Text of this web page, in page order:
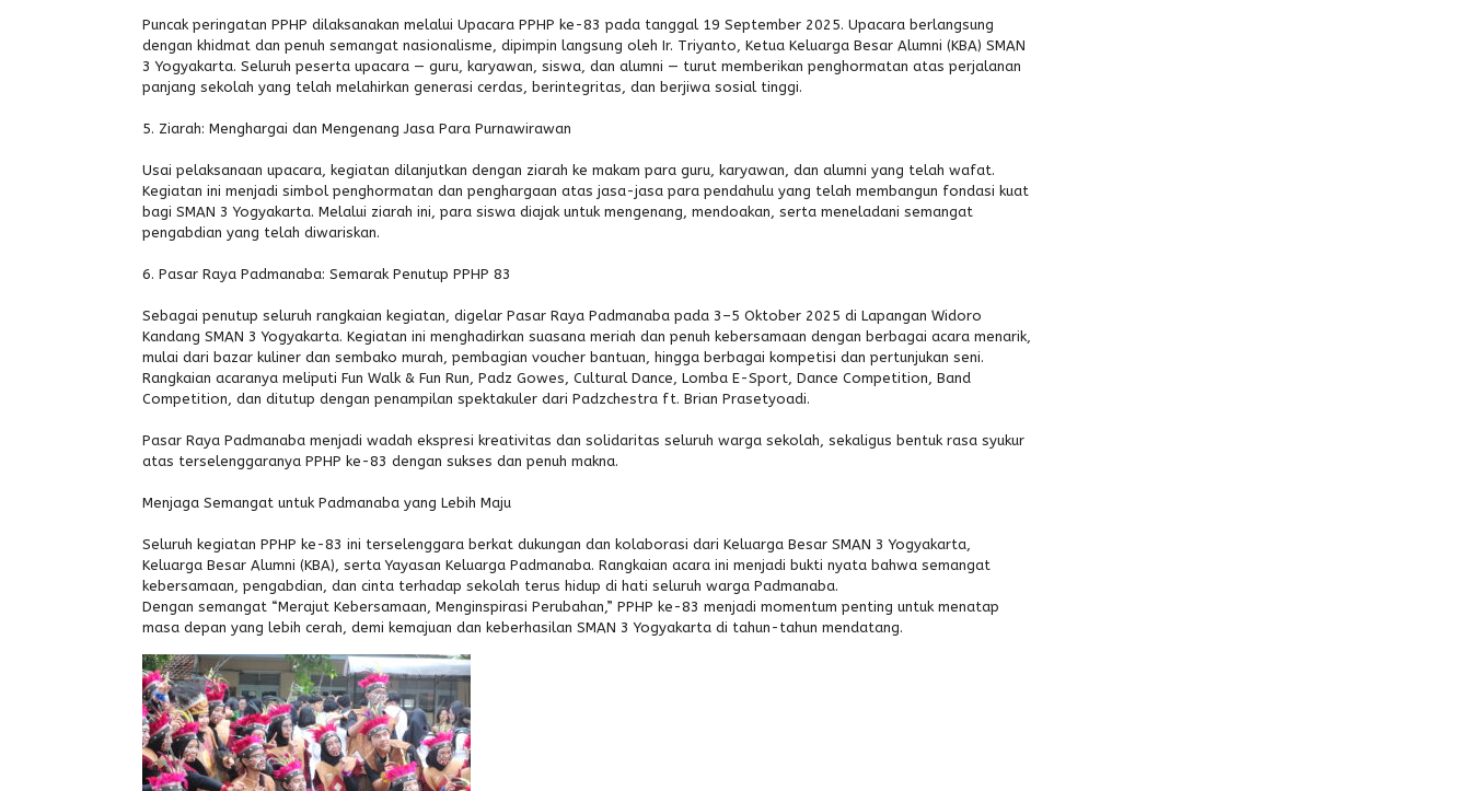
Puncak peringatan PPHP dilaksanakan melalui Upacara PPHP ke-83 pada tanggal 19 September 2025. Upacara berlangsung
dengan khidmat dan penuh semangat nasionalisme, dipimpin langsung oleh Ir. Triyanto, Ketua Keluarga Besar Alumni (KBA) SMAN
3 Yogyakarta. Seluruh peserta upacara — guru, karyawan, siswa, dan alumni — turut memberikan penghormatan atas perjalanan
panjang sekolah yang telah melahirkan generasi cerdas, berintegritas, dan berjiwa sosial tinggi.
5. Ziarah: Menghargai dan Mengenang Jasa Para Purnawirawan
Usai pelaksanaan upacara, kegiatan dilanjutkan dengan ziarah ke makam para guru, karyawan, dan alumni yang telah wafat.
Kegiatan ini menjadi simbol penghormatan dan penghargaan atas jasa-jasa para pendahulu yang telah membangun fondasi kuat
bagi SMAN 3 Yogyakarta. Melalui ziarah ini, para siswa diajak untuk mengenang, mendoakan, serta meneladani semangat
pengabdian yang telah diwariskan.
6. Pasar Raya Padmanaba: Semarak Penutup PPHP 83
Sebagai penutup seluruh rangkaian kegiatan, digelar Pasar Raya Padmanaba pada 3–5 Oktober 2025 di Lapangan Widoro
Kandang SMAN 3 Yogyakarta. Kegiatan ini menghadirkan suasana meriah dan penuh kebersamaan dengan berbagai acara menarik,
mulai dari bazar kuliner dan sembako murah, pembagian voucher bantuan, hingga berbagai kompetisi dan pertunjukan seni.
Rangkaian acaranya meliputi Fun Walk & Fun Run, Padz Gowes, Cultural Dance, Lomba E-Sport, Dance Competition, Band
Competition, dan ditutup dengan penampilan spektakuler dari Padzchestra ft. Brian Prasetyoadi.
Pasar Raya Padmanaba menjadi wadah ekspresi kreativitas dan solidaritas seluruh warga sekolah, sekaligus bentuk rasa syukur
atas terselenggaranya PPHP ke-83 dengan sukses dan penuh makna.
Menjaga Semangat untuk Padmanaba yang Lebih Maju
Seluruh kegiatan PPHP ke-83 ini terselenggara berkat dukungan dan kolaborasi dari Keluarga Besar SMAN 3 Yogyakarta,
Keluarga Besar Alumni (KBA), serta Yayasan Keluarga Padmanaba. Rangkaian acara ini menjadi bukti nyata bahwa semangat
kebersamaan, pengabdian, dan cinta terhadap sekolah terus hidup di hati seluruh warga Padmanaba.
Dengan semangat “Merajut Kebersamaan, Menginspirasi Perubahan,” PPHP ke-83 menjadi momentum penting untuk menatap
masa depan yang lebih cerah, demi kemajuan dan keberhasilan SMAN 3 Yogyakarta di tahun-tahun mendatang.